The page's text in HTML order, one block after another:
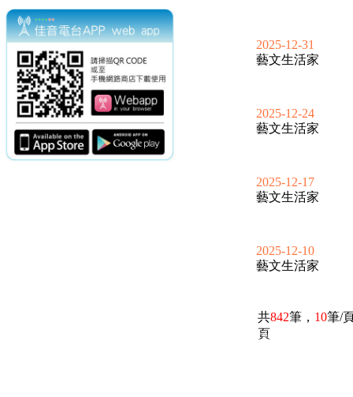
2025-12-31
藝文生活家
2025-12-24
藝文生活家
2025-12-17
藝文生活家
2025-12-10
藝文生活家
共842筆， 10筆/
頁
佳音電台地址：